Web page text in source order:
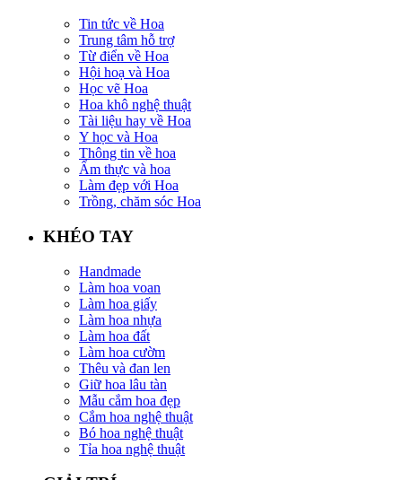
Tin tức về Hoa
Trung tâm hỗ trợ
Từ điển về Hoa
Hội hoạ và Hoa
Học vẽ Hoa
Hoa khô nghệ thuật
Tài liệu hay về Hoa
Y học và Hoa
Thông tin về hoa
Ẩm thực và hoa
Làm đẹp với Hoa
Trồng, chăm sóc Hoa
KHÉO TAY
Handmade
Làm hoa voan
Làm hoa giấy
Làm hoa nhựa
Làm hoa đất
Làm hoa cườm
Thêu và đan len
Giữ hoa lâu tàn
Mẫu cắm hoa đẹp
Cắm hoa nghệ thuật
Bó hoa nghệ thuật
Tỉa hoa nghệ thuật